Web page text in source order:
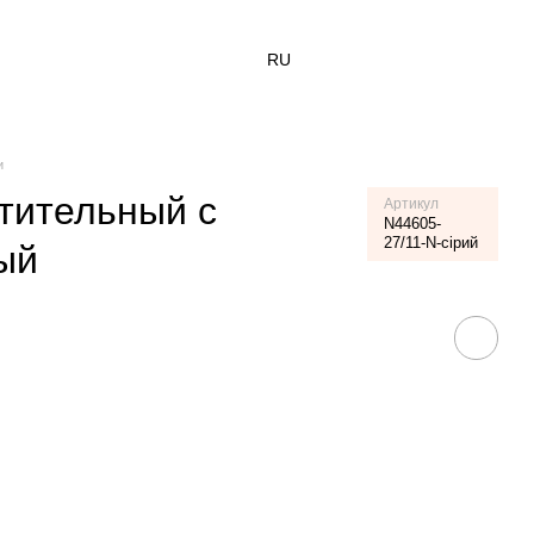
RU
с
Артикул
N44605-
27/11-N-сірий